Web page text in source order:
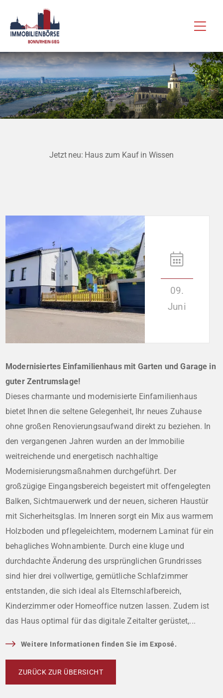
Inhalt
springen
Jetzt neu: Haus zum Kauf in Wissen
09.
Juni
Modernisiertes Einfamilienhaus mit Garten und Garage in
guter Zentrumslage!
Dieses charmante und modernisierte Einfamilienhaus
bietet Ihnen die seltene Gelegenheit, Ihr neues Zuhause
ohne großen Renovierungsaufwand direkt zu beziehen. In
den vergangenen Jahren wurden an der Immobilie
weitreichende und energetisch nachhaltige
Modernisierungsmaßnahmen durchgeführt. Der
großzügige Eingangsbereich begeistert mit offengelegten
Balken, Sichtmauerwerk und der neuen, sicheren Haustür
mit Sicherheitsglas. Im Inneren sorgt ein Mix aus warmem
Holzboden und pflegeleichtem, modernem Laminat für ein
behagliches Wohnambiente. Durch eine kluge und
durchdachte Änderung des ursprünglichen Grundrisses
sind hier drei vollwertige, gemütliche Schlafzimmer
entstanden, die sich ideal als Elternschlafbereich,
Kinderzimmer oder Homeoffice nutzen lassen. Zudem ist
das Haus optimal für das digitale Zeitalter gerüstet,...
Weitere Informationen finden Sie im Exposé.
ZURÜCK ZUR ÜBERSICHT